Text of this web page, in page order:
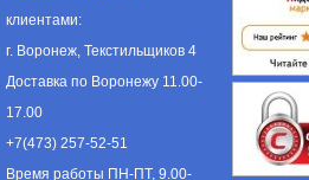
клиентами:
г. Воронеж, Текстильщиков 4
Доставка по Воронежу 11.00-
17.00
+7(473) 257-52-51
Время работы ПН-ПТ, 9.00-